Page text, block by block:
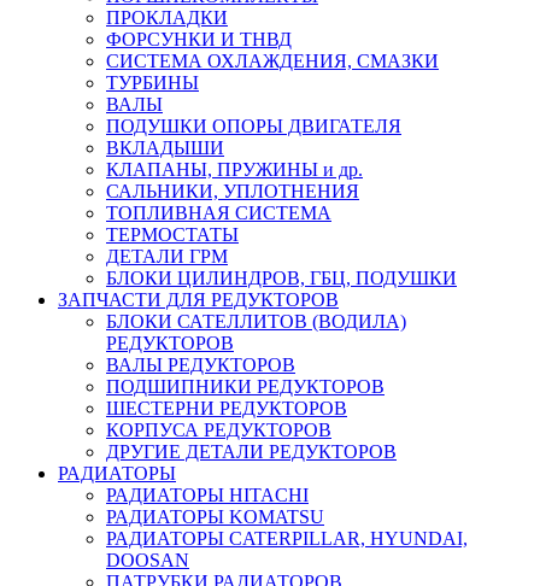
ПРОКЛАДКИ
ФОРСУНКИ И ТНВД
СИСТЕМА ОХЛАЖДЕНИЯ, СМАЗКИ
ТУРБИНЫ
ВАЛЫ
ПОДУШКИ ОПОРЫ ДВИГАТЕЛЯ
ВКЛАДЫШИ
КЛАПАНЫ, ПРУЖИНЫ и др.
САЛЬНИКИ, УПЛОТНЕНИЯ
ТОПЛИВНАЯ СИСТЕМА
ТЕРМОСТАТЫ
ДЕТАЛИ ГРМ
БЛОКИ ЦИЛИНДРОВ, ГБЦ, ПОДУШКИ
ЗАПЧАСТИ ДЛЯ РЕДУКТОРОВ
БЛОКИ САТЕЛЛИТОВ (ВОДИЛА)
РЕДУКТОРОВ
ВАЛЫ РЕДУКТОРОВ
ПОДШИПНИКИ РЕДУКТОРОВ
ШЕСТЕРНИ РЕДУКТОРОВ
КОРПУСА РЕДУКТОРОВ
ДРУГИЕ ДЕТАЛИ РЕДУКТОРОВ
РАДИАТОРЫ
РАДИАТОРЫ HITACHI
РАДИАТОРЫ KOMATSU
РАДИАТОРЫ CATERPILLAR, HYUNDAI,
DOOSAN
ПАТРУБКИ РАДИАТОРОВ